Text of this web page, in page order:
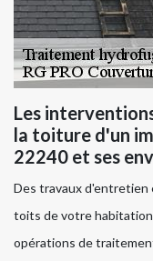
Les
la toiture d'un
22240 et ses
Des travaux d'entretien
toits de votre
opérations de